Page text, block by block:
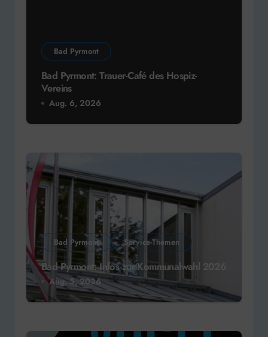
Bad Pyrmont
Bad Pyrmont: Trauer-Café des Hospiz-
Vereins
Aug. 6, 2026
Bad Pyrmont Service-Themen
Bad Pyrmont: Infos zur Kommunalwahl 2026
Aug. 5, 2026